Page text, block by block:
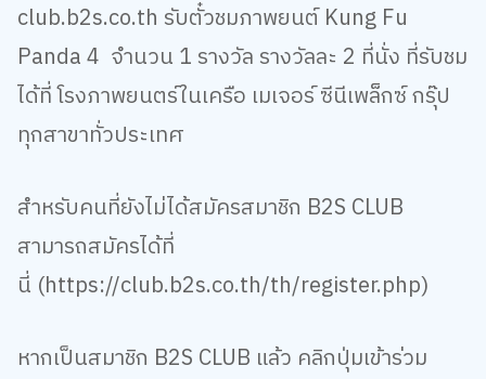
club.b2s.co.th รับตั๋วชมภาพยนต์Kung Fu
Panda 4 จำนวน 1 รางวัล รางวัลละ 2 ที่นั่ง ที่รับชม
ได้ที่โรงภาพยนตร์ในเครือ เมเจอร์ ซีนีเพล็กซ์ กรุ๊ป
ทุกสาขาทั่วประเทศ
สำหรับคนที่ยังไม่ได้สมัครสมาชิก B2S CLUB
สามารถสมัครได้ที่
นี่ (https://club.b2s.co.th/th/register.php)
หากเป็นสมาชิก B2S CLUB แล้ว คลิกปุ่มเข้าร่วม